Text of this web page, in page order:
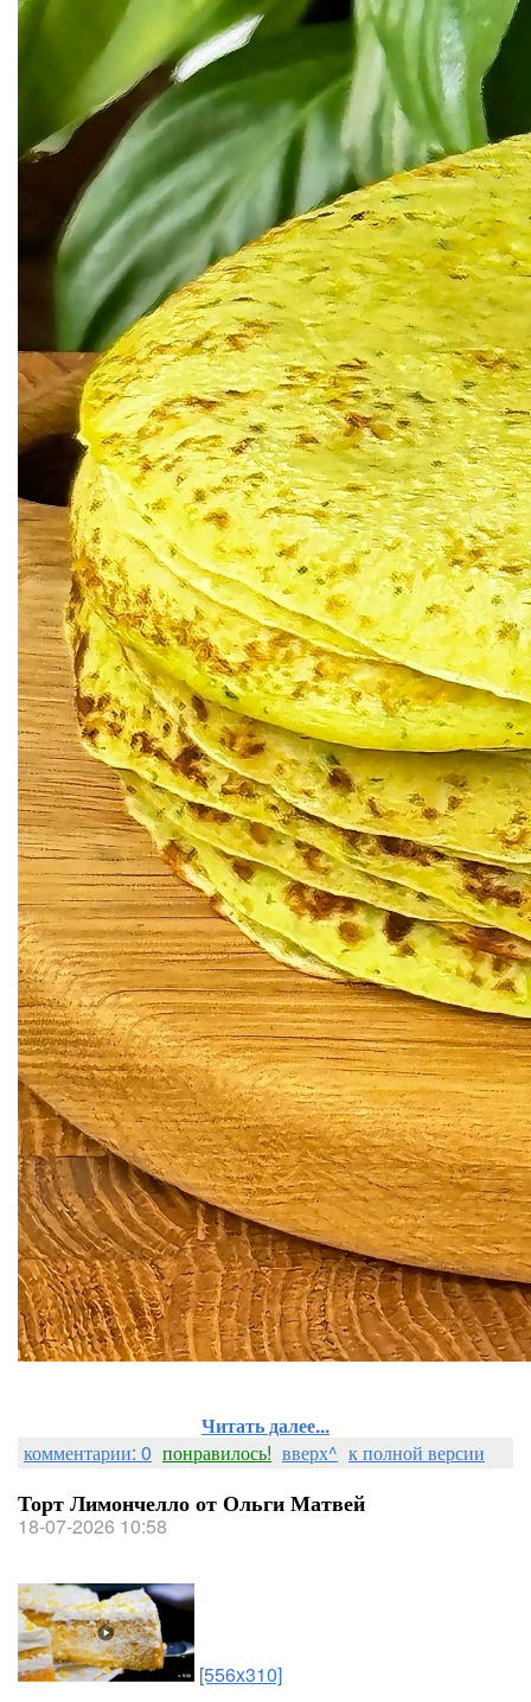
Читать далее...
комментарии: 0 понравилось! вверх^ к полной версии
Торт Лимончелло от Ольги Матвей
18-07-2026 10:58
[556x310]